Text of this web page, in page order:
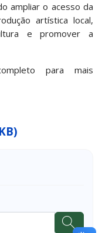
ampliar o acesso da
artística local,
e promover a
para mais
)